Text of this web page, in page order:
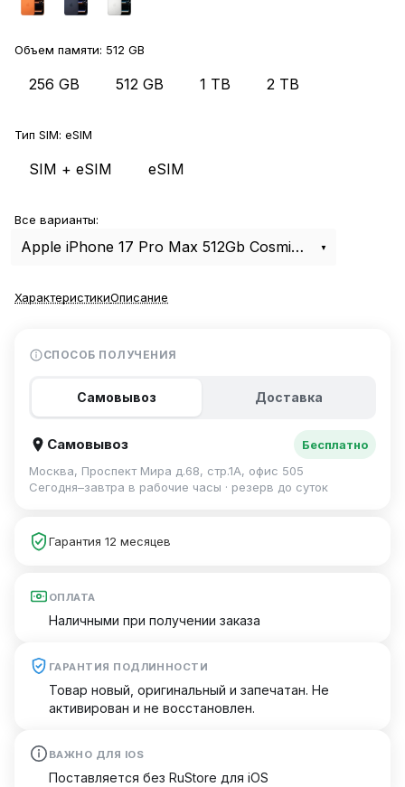
Объем памяти: 512 GB
256 GB 512 GB 1 TB 2 TB
Тип SIM: eSIM
SIM + eSIM eSIM
Все варианты:
Apple iPhone 17 Pro Max 512Gb Cosmic Orange eSIM
ХарактеристикиОписание
СПОСОБ ПОЛУЧЕНИЯ
Самовывоз Доставка
Самовывоз
Бесплатно
Москва, Проспект Мира д.68, стр.1А, офис 505
Сегодня–завтра в рабочие часы · резерв до суток
Гарантия 12 месяцев
ОПЛАТА
Наличными при получении заказа
ГАРАНТИЯ ПОДЛИННОСТИ
Товар новый, оригинальный и запечатан. Не
активирован и не восстановлен.
ВАЖНО ДЛЯ IOS
Поставляется без RuStore для iOS